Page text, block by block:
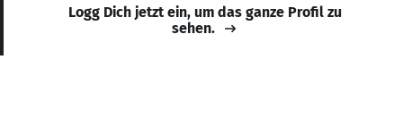
Logg Dich jetzt ein, um das ganze Profil zu
sehen.